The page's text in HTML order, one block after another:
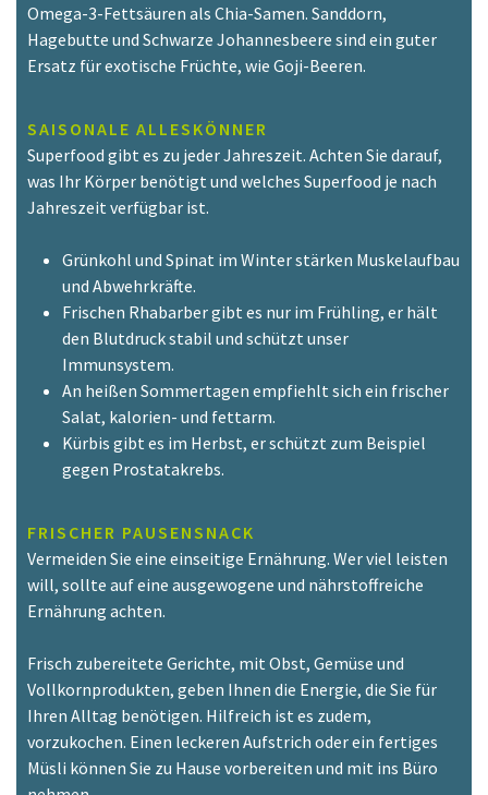
Omega-3-Fettsäuren als Chia-Samen. Sanddorn,
Hagebutte und Schwarze Johannesbeere sind ein guter
Ersatz für exotische Früchte, wie Goji-Beeren.
SAISONALE ALLESKÖNNER
Superfood gibt es zu jeder Jahreszeit. Achten Sie darauf,
was Ihr Körper benötigt und welches Superfood je nach
Jahreszeit verfügbar ist.
Grünkohl und Spinat im Winter stärken Muskelaufbau
und Abwehrkräfte.
Frischen Rhabarber gibt es nur im Frühling, er hält
den Blutdruck stabil und schützt unser
Immunsystem.
An heißen Sommertagen empfiehlt sich ein frischer
Salat, kalorien- und fettarm.
Kürbis gibt es im Herbst, er schützt zum Beispiel
gegen Prostatakrebs.
FRISCHER PAUSENSNACK
Vermeiden Sie eine einseitige Ernährung. Wer viel leisten
will, sollte auf eine ausgewogene und nährstoffreiche
Ernährung achten.
Frisch zubereitete Gerichte, mit Obst, Gemüse und
Vollkornprodukten, geben Ihnen die Energie, die Sie für
Ihren Alltag benötigen. Hilfreich ist es zudem,
vorzukochen. Einen leckeren Aufstrich oder ein fertiges
Müsli können Sie zu Hause vorbereiten und mit ins Büro